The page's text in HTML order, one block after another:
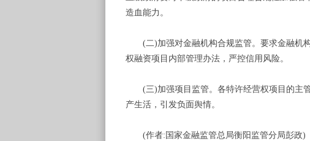
造血能力。
(二)加强对金融机构合规监管。要求金融机
权融资项目内部管理办法，严控信用风险。
(三)加强项目监管。各特许经营权项目的主
产生活，引发负面舆情。
(作者:国家金融监管总局衡阳监管分局彭政)